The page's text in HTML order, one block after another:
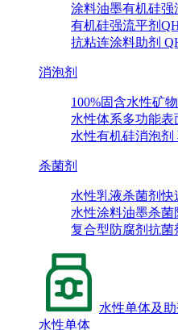
涂料油墨有机硅强
有机硅强流平剂
抗粘连涂料助剂
消泡剂
100%固含水性矿
水性体系多功能表
水性有机硅消泡剂
杀菌剂
水性乳液杀菌剂快
水性涂料油墨杀菌
复合型防腐剂抗菌
水性单体及助
水性单体